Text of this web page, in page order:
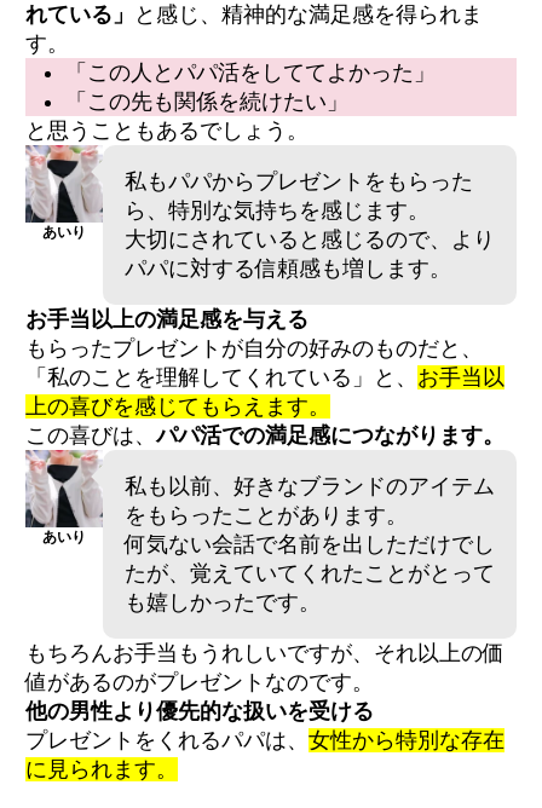
れている」
と感じ、精神的な満足感を得られま
す。
「この人とパパ活をしててよかった」
「この先も関係を続けたい」
と思うこともあるでしょう。
あいり
私もパパからプレゼントをもらった
ら、特別な気持ちを感じます。
大切にされていると感じるので、より
パパに対する信頼感も増します。
お手当以上の満足感を与える
もらったプレゼントが自分の好みのものだと、
「私のことを理解してくれている」と、 お手当以
上の喜びを感じてもらえます。
この喜びは、パパ活での満足感につながります。
あいり
私も以前、好きなブランドのアイテム
をもらったことがあります。
何気ない会話で名前を出しただけでし
たが、覚えていてくれたことがとって
も嬉しかったです。
もちろんお手当もうれしいですが、それ以上の価
値があるのがプレゼントなのです。
他の男性より優先的な扱いを受ける
プレゼントをくれるパパは、 女性から特別な存在
に見られます。